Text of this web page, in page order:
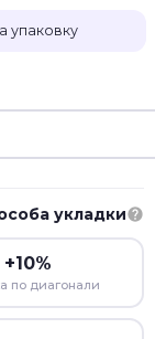
упаковку
укладки
+10%
по диагонали